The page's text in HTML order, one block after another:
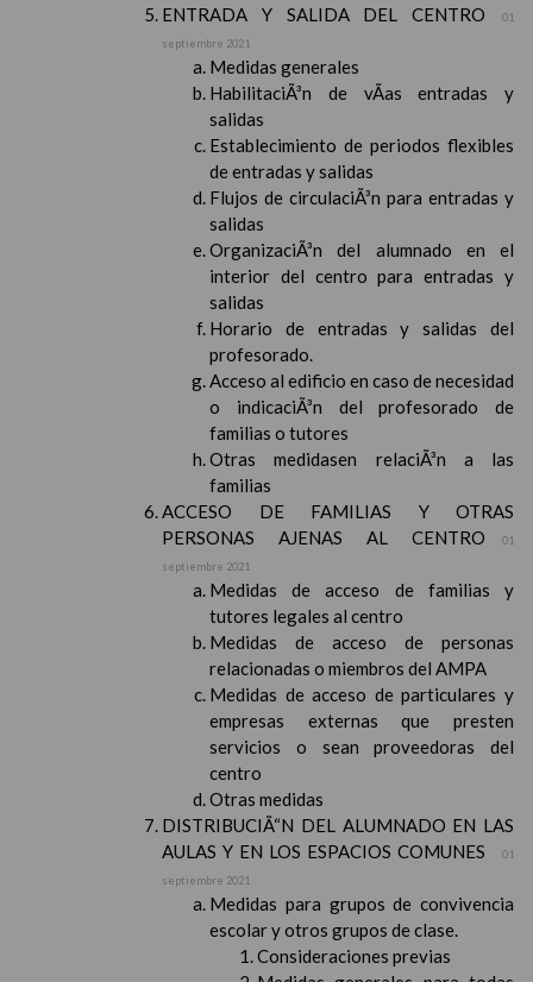
ENTRADA Y SALIDA DEL CENTRO
01
septiembre 2021
Medidas generales
HabilitaciÃ³n de vÃ­as entradas y
salidas
Establecimiento de periodos flexibles
de entradas y salidas
Flujos de circulaciÃ³n para entradas y
salidas
OrganizaciÃ³n del alumnado en el
interior del centro para entradas y
salidas
Horario de entradas y salidas del
profesorado.
Acceso al edificio en caso de necesidad
o indicaciÃ³n del profesorado de
familias o tutores
Otras medidasen relaciÃ³n a las
familias
ACCESO DE FAMILIAS Y OTRAS
PERSONAS AJENAS AL CENTRO
01
septiembre 2021
Medidas de acceso de familias y
tutores legales al centro
Medidas de acceso de personas
relacionadas o miembros del AMPA
Medidas de acceso de particulares y
empresas externas que presten
servicios o sean proveedoras del
centro
Otras medidas
DISTRIBUCIÃ“N DEL ALUMNADO EN LAS
AULAS Y EN LOS ESPACIOS COMUNES
01
septiembre 2021
Medidas para grupos de convivencia
escolar y otros grupos de clase.
Consideraciones previas